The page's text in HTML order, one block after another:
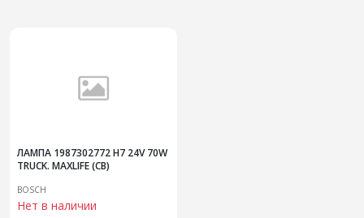
ЛАМПА 1987302772 H7 24V 70W
TRUCK. MAXLIFE (CB)
BOSCH
Нет в наличии